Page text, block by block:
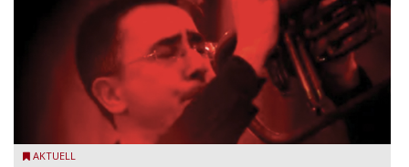
Beppe Zorzella Trio zu Gast beim Garda Jazz Festival
AKTUELL